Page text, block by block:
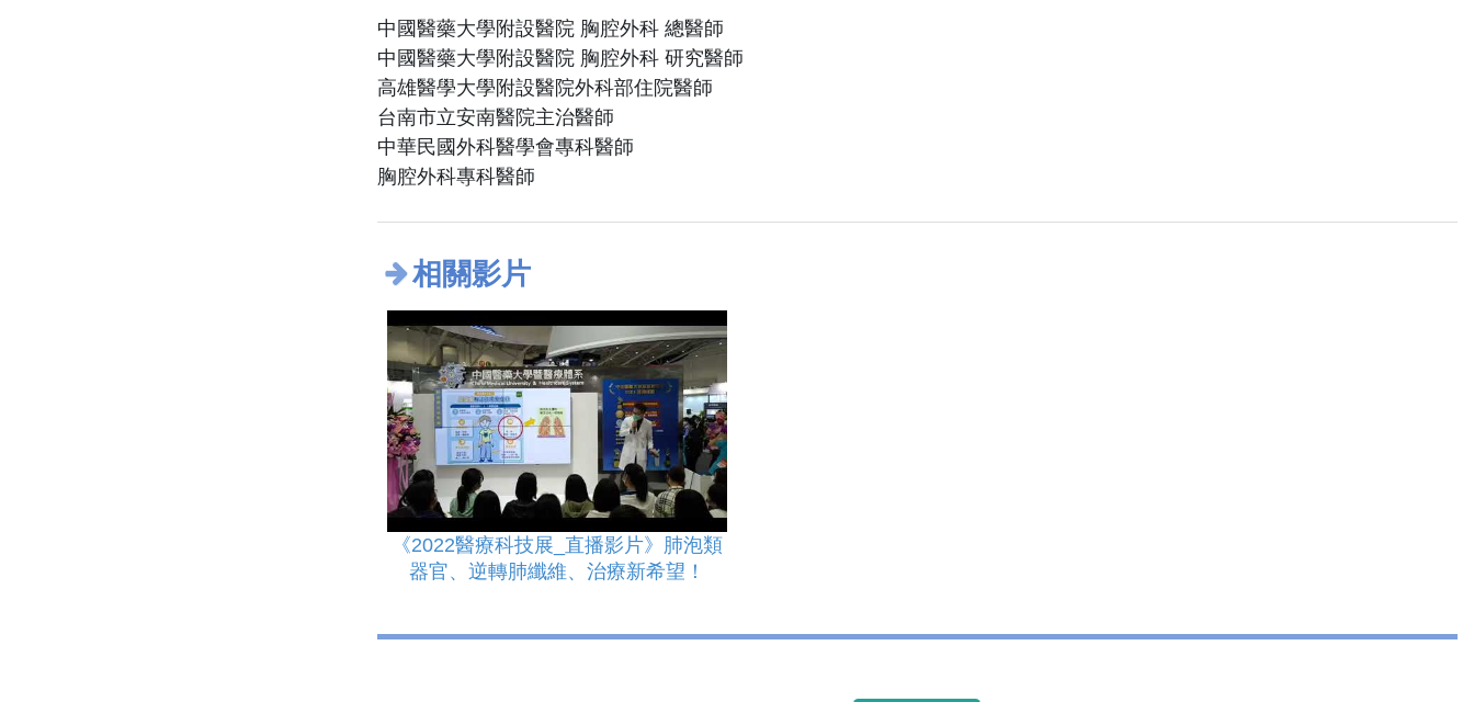
中國醫藥大學附設醫院 胸腔外科 總醫師
中國醫藥大學附設醫院 胸腔外科 研究醫師
高雄醫學大學附設醫院外科部住院醫師
台南市立安南醫院主治醫師
中華民國外科醫學會專科醫師
胸腔外科專科醫師
相關影片
《2022醫療科技展_直播影片》肺泡類
器官、逆轉肺纖維、治療新希望！